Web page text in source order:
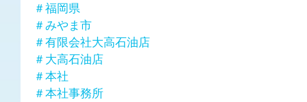
＃福岡県
＃みやま市
＃有限会社大高石油店
＃大高石油店
＃本社
＃本社事務所